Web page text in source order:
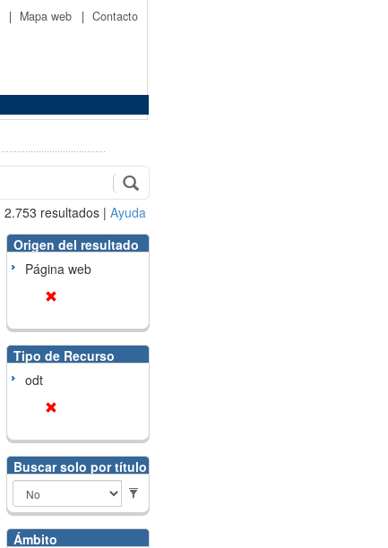
| Mapa web | Contacto
2.753 resultados | Ayuda
Origen del resultado
Página web
Tipo de Recurso
odt
Buscar solo por título
Ámbito